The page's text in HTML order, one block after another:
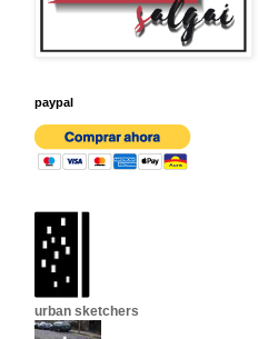
paypal
urban sketchers